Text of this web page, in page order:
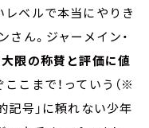
レベルで本当にやりき
さん。ジャーメイン・
限の称賛と評価に値
こまで！っていう（※
記号」に頼れない少年